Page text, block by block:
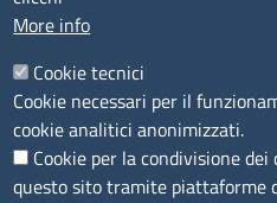
Agricoltura di Sassari
P.IVA01047570906
Codice Fiscale 80000930901
Codice Univoco per le fatture
More info
Cookie tecnici
Cookie necessari per il
cookie analitici anonimizzati.
Cookie per la condivisione
questo sito tramite piattaforme